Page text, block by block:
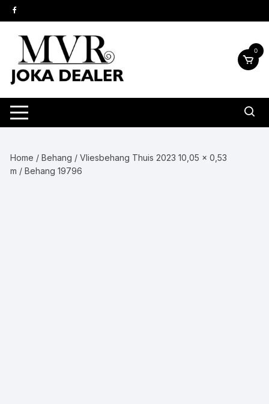
naar
inhoud
0
Home /Behang /Vliesbehang Thuis 2023 10,05 x 0,53
m / Behang 19796